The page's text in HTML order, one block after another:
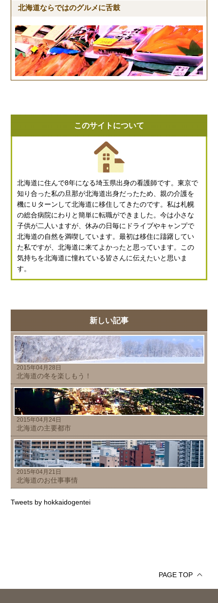
北海道ならではのグルメに舌鼓
このサイトについて
北海道に住んで8年になる埼玉県出身の看護師です。東京で
知り合った私の旦那が北海道出身だったため、親の介護を
機にＵターンして北海道に移住してきたのです。私は札幌
の総合病院にわりと簡単に転職ができました。今は小さな
子供が二人いますが、休みの日毎にドライブやキャンプで
北海道の自然を満喫しています。最初は移住に躊躇してい
た私ですが、北海道に来てよかったと思っています。この
気持ちを北海道に憧れている皆さんに伝えたいと思いま
す。
新しい記事
2015年04月28日
北海道の冬を楽しもう！
2015年04月24日
北海道の主要都市
2015年04月21日
北海道のお仕事事情
Tweets by hokkaidogentei
PAGE TOP